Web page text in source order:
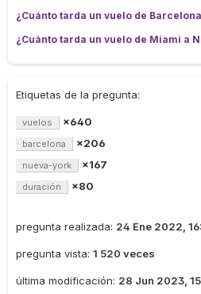
¿Cuánto tarda un vuelo de
¿Cuánto tarda un vuelo de Miami a
Etiquetas de la pregunta:
vuelos ×640
barcelona ×206
nueva-york ×167
duración ×80
pregunta realizada: 24 Ene 2022,
pregunta vista: 1 520 veces
última modificación: 28 Jun 2023,